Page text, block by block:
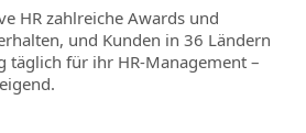
HR zahlreiche Awards und
und Kunden in 36 Ländern
täglich für ihr HR‑Management –